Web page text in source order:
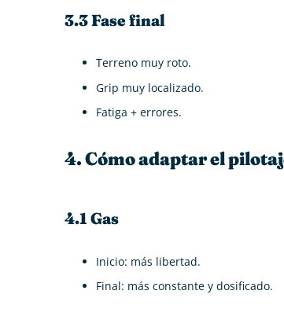
3.3 Fase final
Terreno muy roto.
Grip muy localizado.
Fatiga + errores.
4. Cómo adaptar el
4.1 Gas
Inicio: más libertad.
Final: más constante y dosificado.